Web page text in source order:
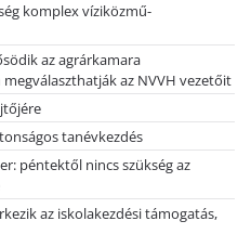
komplex víziközmű-
az agrárkamara
az NVVH vezetőit
tanévkezdés
péntektől nincs szükség az
az iskolakezdési támogatás,